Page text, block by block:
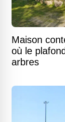
Maison
où le
arbres